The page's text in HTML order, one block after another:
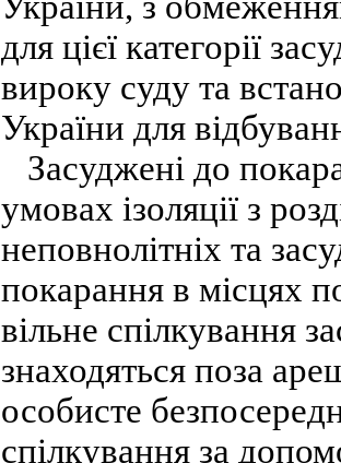
для цієї категорії
вироку суду та
України для
Засуджені до
умовах ізоляції з
неповнолітніх та
покарання в місцях
вільне спілкування
знаходяться поза
особисте
спілкування за